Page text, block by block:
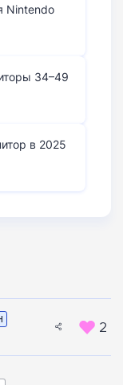
Nintendo
34–49
в 2025
2